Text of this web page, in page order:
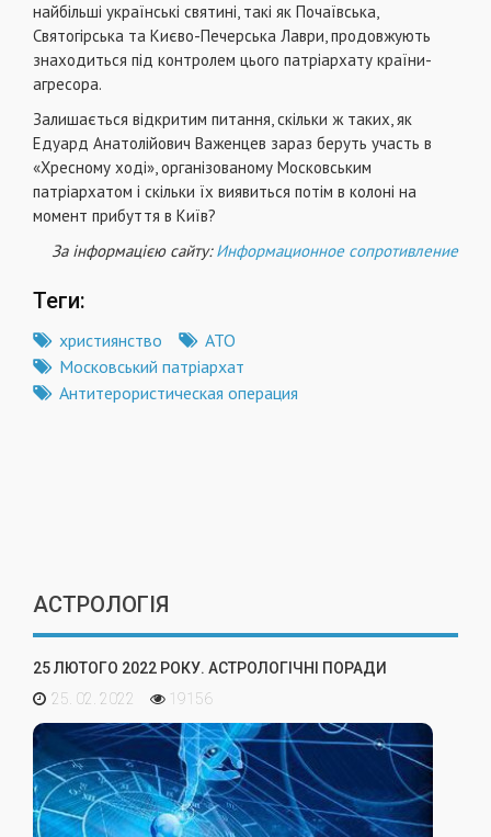
найбільші українські святині, такі як Почаївська,
Святогірська та Києво-Печерська Лаври, продовжують
знаходиться під контролем цього патріархату країни-
агресора.
Залишається відкритим питання, скільки ж таких, як
Едуард Анатолійович Важенцев зараз беруть участь в
«Хресному ході», організованому Московським
патріархатом і скільки їх виявиться потім в колоні на
момент прибуття в Київ?
За інформацією сайту:Информационное сопротивление
Теги:
християнство
АТО
Московський патріархат
Антитерористическая операция
АСТРОЛОГІЯ
25 ЛЮТОГО 2022 РОКУ. АСТРОЛОГІЧНІ ПОРАДИ
25. 02. 2022
19156